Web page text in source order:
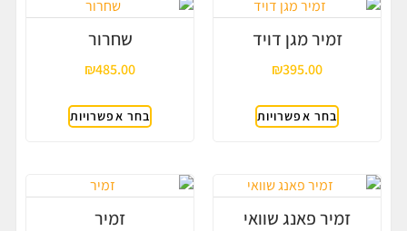
זמיר מגן דויד
₪395.00
בחר אפשרויות
שחרור
₪485.00
בחר אפשרויות
זמיר פאנג שוואי זמיר